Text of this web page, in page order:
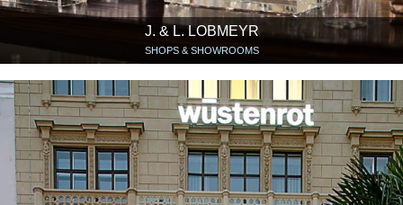
J. & L. LOBMEYR
SHOPS & SHOWROOMS